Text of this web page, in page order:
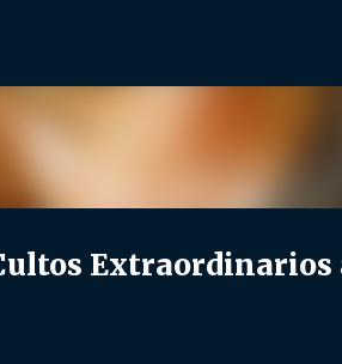
Cultos Extraordinarios